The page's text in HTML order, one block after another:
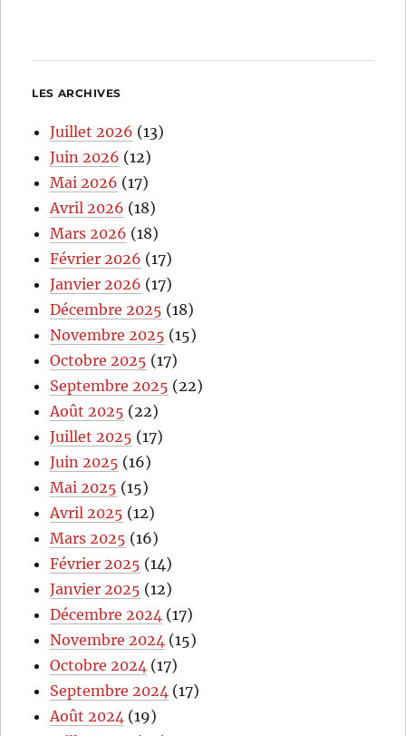
LES ARCHIVES
Juillet 2026 (13)
Juin 2026 (12)
Mai 2026 (17)
Avril 2026 (18)
Mars 2026 (18)
Février 2026 (17)
Janvier 2026 (17)
Décembre 2025 (18)
Novembre 2025 (15)
Octobre 2025 (17)
Septembre 2025 (22)
Août 2025 (22)
Juillet 2025 (17)
Juin 2025 (16)
Mai 2025 (15)
Avril 2025 (12)
Mars 2025 (16)
Février 2025 (14)
Janvier 2025 (12)
Décembre 2024 (17)
Novembre 2024 (15)
Octobre 2024 (17)
Septembre 2024 (17)
Août 2024 (19)